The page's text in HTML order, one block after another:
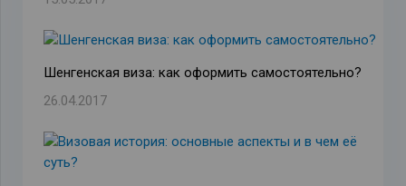
Шенгенская виза: как оформить самостоятельно?
26.04.2017